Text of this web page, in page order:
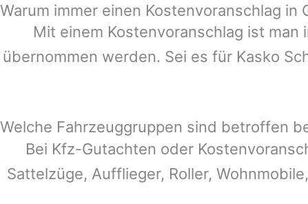
Warum immer einen Kostenvoranschlag in
Mit einem Kostenvoranschlag ist
übernommen werden. Sei es für Kasko
Welche Fahrzeuggruppen sind betroffen
Bei Kfz-Gutachten oder
Sattelzüge, Aufflieger, Roller,